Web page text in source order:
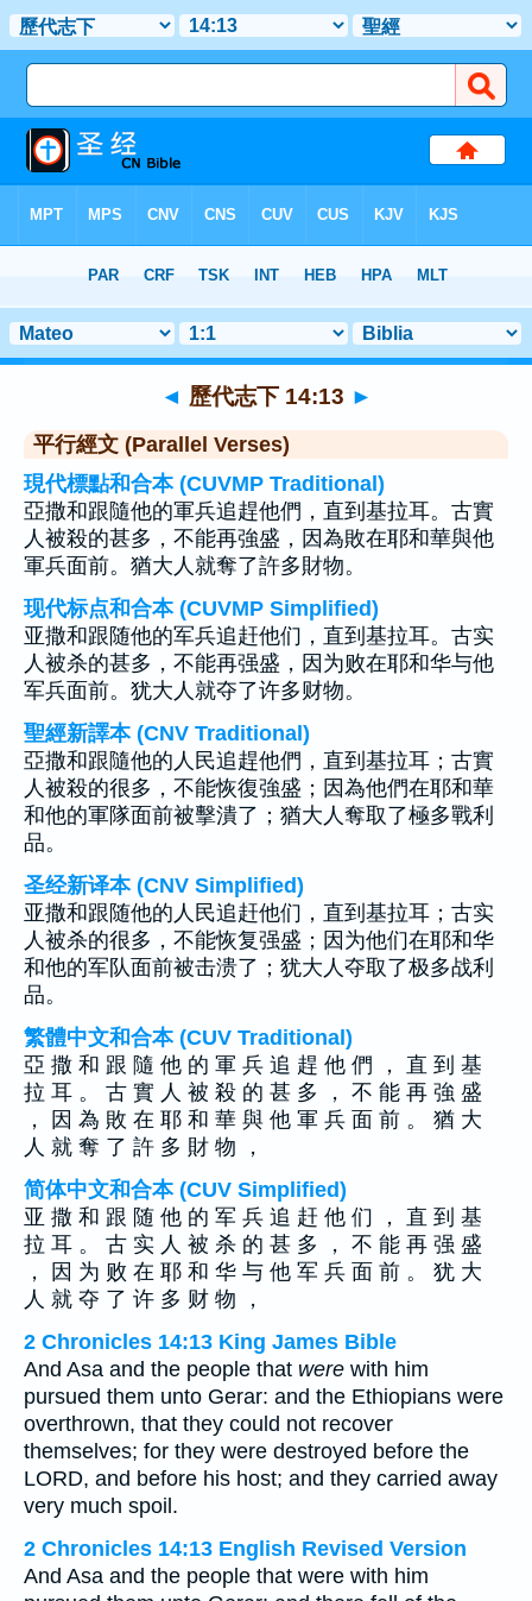
章 14> 聖經金句 13
◄ 歷代志下 14:13 ►
平行經文 (Parallel Verses)
現代標點和合本 (CUVMP Traditional)
亞撒和跟隨他的軍兵追趕他們，直到基拉耳。古實
人被殺的甚多，不能再強盛，因為敗在耶和華與他
軍兵面前。猶大人就奪了許多財物。
现代标点和合本 (CUVMP Simplified)
亚撒和跟随他的军兵追赶他们，直到基拉耳。古实
人被杀的甚多，不能再强盛，因为败在耶和华与他
军兵面前。犹大人就夺了许多财物。
聖經新譯本 (CNV Traditional)
亞撒和跟隨他的人民追趕他們，直到基拉耳；古實
人被殺的很多，不能恢復強盛；因為他們在耶和華
和他的軍隊面前被擊潰了；猶大人奪取了極多戰利
品。
圣经新译本 (CNV Simplified)
亚撒和跟随他的人民追赶他们，直到基拉耳；古实
人被杀的很多，不能恢复强盛；因为他们在耶和华
和他的军队面前被击溃了；犹大人夺取了极多战利
品。
繁體中文和合本 (CUV Traditional)
亞 撒 和 跟 隨 他 的 軍 兵 追 趕 他 們 ， 直 到 基
拉 耳 。 古 實 人 被 殺 的 甚 多 ， 不 能 再 強 盛
， 因 為 敗 在 耶 和 華 與 他 軍 兵 面 前 。 猶 大
人 就 奪 了 許 多 財 物 ，
简体中文和合本 (CUV Simplified)
亚 撒 和 跟 随 他 的 军 兵 追 赶 他 们 ， 直 到 基
拉 耳 。 古 实 人 被 杀 的 甚 多 ， 不 能 再 强 盛
， 因 为 败 在 耶 和 华 与 他 军 兵 面 前 。 犹 大
人 就 夺 了 许 多 财 物 ，
2 Chronicles 14:13 King James Bible
And Asa and the people that were with him
pursued them unto Gerar: and the Ethiopians were
overthrown, that they could not recover
themselves; for they were destroyed before the
LORD, and before his host; and they carried away
very much spoil.
2 Chronicles 14:13 English Revised Version
And Asa and the people that were with him